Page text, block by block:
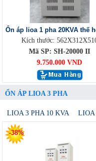
Ổn áp lioa 1 pha 20KVA thế
Kích thước:
Mã SP: SH-20000 II
9.750.000 VND
ỔN ÁP LIOA 3 PHA
LIOA 3 PHA 10 KVA LIOA
-38%